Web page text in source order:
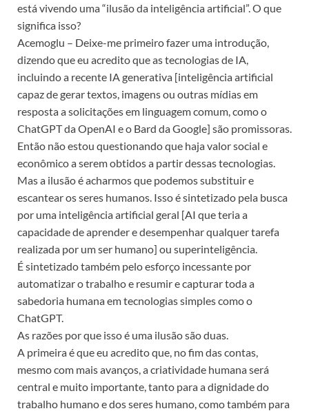
está vivendo uma “ilusão da inteligência artificial”. O que
significa isso?
Acemoglu – Deixe-me primeiro fazer uma introdução,
dizendo que eu acredito que as tecnologias de IA,
incluindo a recente IA generativa [inteligência artificial
capaz de gerar textos, imagens ou outras mídias em
resposta a solicitações em linguagem comum, como o
ChatGPT da OpenAI e o Bard da Google] são promissoras.
Então não estou questionando que haja valor social e
econômico a serem obtidos a partir dessas tecnologias.
Mas a ilusão é acharmos que podemos substituir e
escantear os seres humanos. Isso é sintetizado pela busca
por uma inteligência artificial geral [AI que teria a
capacidade de aprender e desempenhar qualquer tarefa
realizada por um ser humano] ou superinteligência.
É sintetizado também pelo esforço incessante por
automatizar o trabalho e resumir e capturar toda a
sabedoria humana em tecnologias simples como o
ChatGPT.
As razões por que isso é uma ilusão são duas.
A primeira é que eu acredito que, no fim das contas,
mesmo com mais avanços, a criatividade humana será
central e muito importante, tanto para a dignidade do
trabalho humano e dos seres humano, como também para